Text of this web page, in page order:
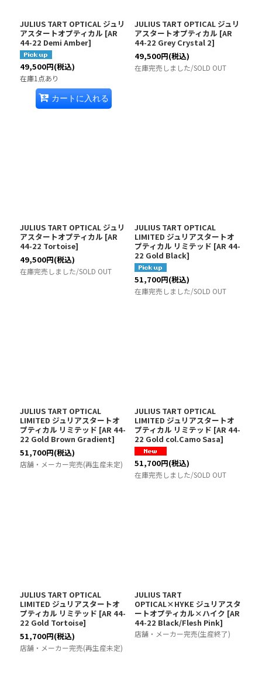
JULIUS TART OPTICAL ジュリ
アスタートオプティカル [AR
44-22 Demi Amber]
49,500円(税込)
在庫1点あり
カートに入れる
JULIUS TART OPTICAL ジュリ
アスタートオプティカル [AR
44-22 Grey Crystal 2]
49,500円(税込)
在庫完売しました/SOLD OUT
JULIUS TART OPTICAL ジュリ
アスタートオプティカル [AR
44-22 Tortoise]
49,500円(税込)
在庫完売しました/SOLD OUT
JULIUS TART OPTICAL
LIMITED ジュリアスタートオ
プティカル リミテッド [AR 44-
22 Gold Black]
51,700円(税込)
在庫完売しました/SOLD OUT
JULIUS TART OPTICAL
LIMITED ジュリアスタートオ
プティカル リミテッド [AR 44-
22 Gold Brown Gradient]
51,700円(税込)
店舗・メーカー完売(再生産未定)
JULIUS TART OPTICAL
LIMITED ジュリアスタートオ
プティカル リミテッド [AR 44-
22 Gold col.Camo Sasa]
51,700円(税込)
在庫完売しました/SOLD OUT
JULIUS TART OPTICAL
LIMITED ジュリアスタートオ
プティカル リミテッド [AR 44-
22 Gold Tortoise]
51,700円(税込)
店舗・メーカー完売(再生産未定)
JULIUS TART
OPTICAL×HYKE ジュリアスタ
ートオプティカル×ハイク [AR
44-22 Black/Flesh Pink]
店舗・メーカー完売(生産終了)